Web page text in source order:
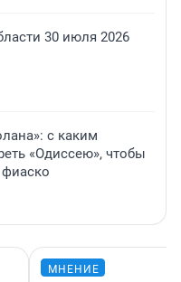
30 июля 2026
с каким
«Одиссею», чтобы
МНЕНИЕ